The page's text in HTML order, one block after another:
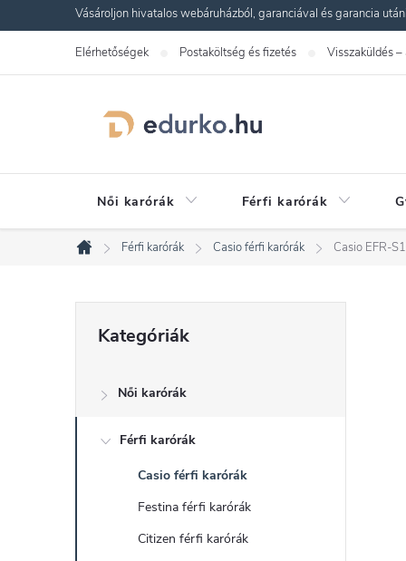
a
Vásároljon hivatalos webáruházból, garanciával és garancia
Elérhetőségek Postaköltség és fizetés Visszaküldés –
Női karórák Férfi karórák
Kezdőlap
Férfi karórák Casio férfi karórák Casio EFR-
O
d
átugrása
Kategóriák
Női karórák
Férfi karórák
Casio férfi karórák
Festina férfi karórák
Citizen férfi karórák